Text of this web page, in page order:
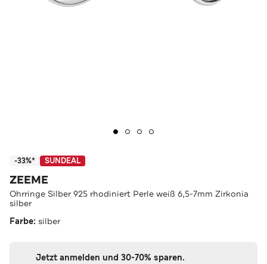
-33%* SUNDEAL
ZEEME
Ohrringe Silber 925 rhodiniert Perle weiß 6,5-7mm Zirkonia
silber
Farbe: silber
Jetzt anmelden und 30-70% sparen.